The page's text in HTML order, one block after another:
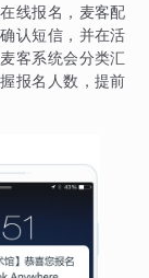
线报名，麦客配
认短信，并在活
客系统会分类汇
报名人数，提前